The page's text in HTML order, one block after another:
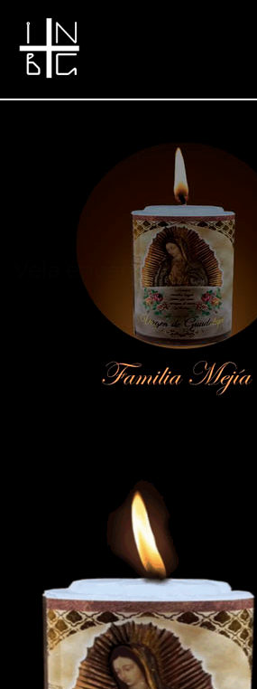
Vela encendida